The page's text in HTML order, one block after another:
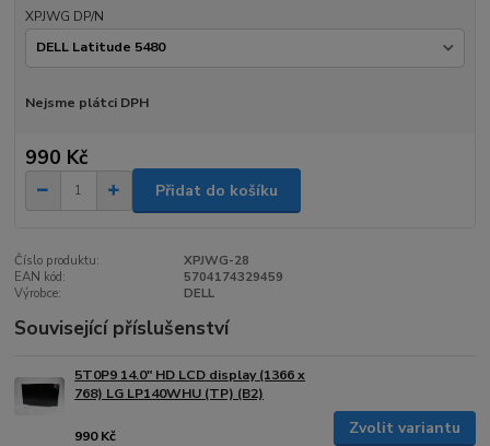
XPJWG DP/N
Nejsme plátci DPH
990 Kč
Přidat do košíku
Číslo produktu:
XPJWG-28
EAN kód:
5704174329459
Výrobce:
DELL
Související příslušenství
5T0P9 14.0" HD LCD display (1366 x
768) LG LP140WHU (TP) (B2)
990 Kč Zvolit variantu